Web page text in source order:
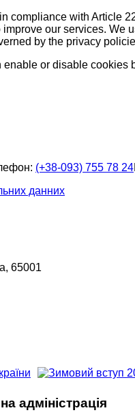
compliance with Article
our services.
by the privacy
or disable cookies
(+38-093) 755 78 24
данних
65001
адміністрація